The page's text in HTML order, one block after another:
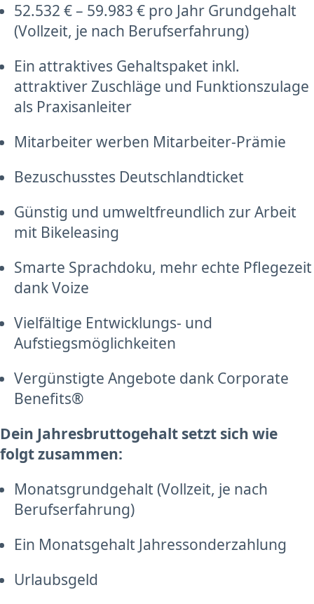
52.532 € – 59.983 € pro Jahr Grundgehalt
(Vollzeit, je nach Berufserfahrung)
Ein attraktives Gehaltspaket inkl.
attraktiver Zuschläge und Funktionszulage
als Praxisanleiter
Mitarbeiter werben Mitarbeiter-Prämie
Bezuschusstes Deutschlandticket
Günstig und umweltfreundlich zur Arbeit
mit Bikeleasing
Smarte Sprachdoku, mehr echte Pflegezeit
dank Voize
Vielfältige Entwicklungs- und
Aufstiegsmöglichkeiten
Vergünstigte Angebote dank Corporate
Benefits®
Dein Jahresbruttogehalt setzt sich wie
folgt zusammen:
Monatsgrundgehalt (Vollzeit, je nach
Berufserfahrung)
Ein Monatsgehalt Jahressonderzahlung
Urlaubsgeld